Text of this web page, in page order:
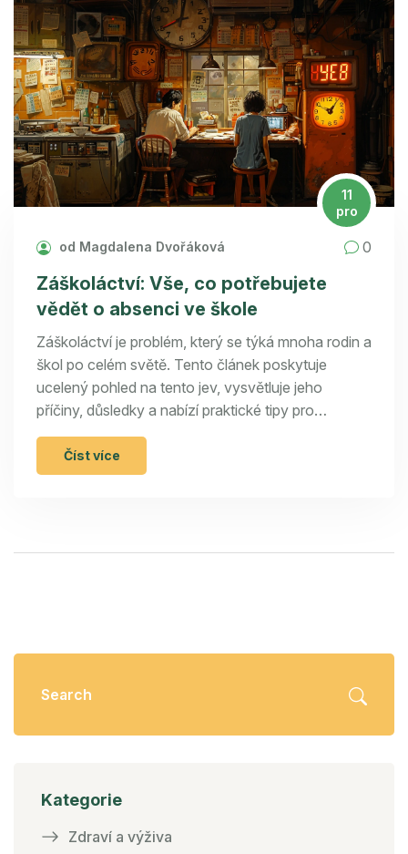
11
pro
od Magdalena Dvořáková 0
Záškoláctví: Vše, co potřebujete
vědět o absenci ve škole
Záškoláctví je problém, který se týká mnoha rodin a
škol po celém světě. Tento článek poskytuje
ucelený pohled na tento jev, vysvětluje jeho
příčiny, důsledky a nabízí praktické tipy pro
prevenci a řešení. Zabýváme se i tím, jaký dopad
může mít záškoláctví na život dítěte a jaké kroky
mohou podniknout rodiče a pedagogové k
Číst více
Kategorie
Zdraví a výživa